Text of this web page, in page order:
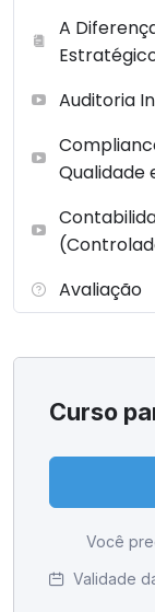
A
Auditoria
Qualidade
Avaliação
Curso
Você
Validade